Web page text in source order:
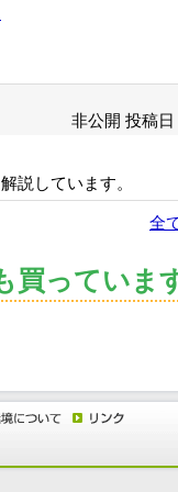
非公開 投稿日
説しています。
全
買っていま